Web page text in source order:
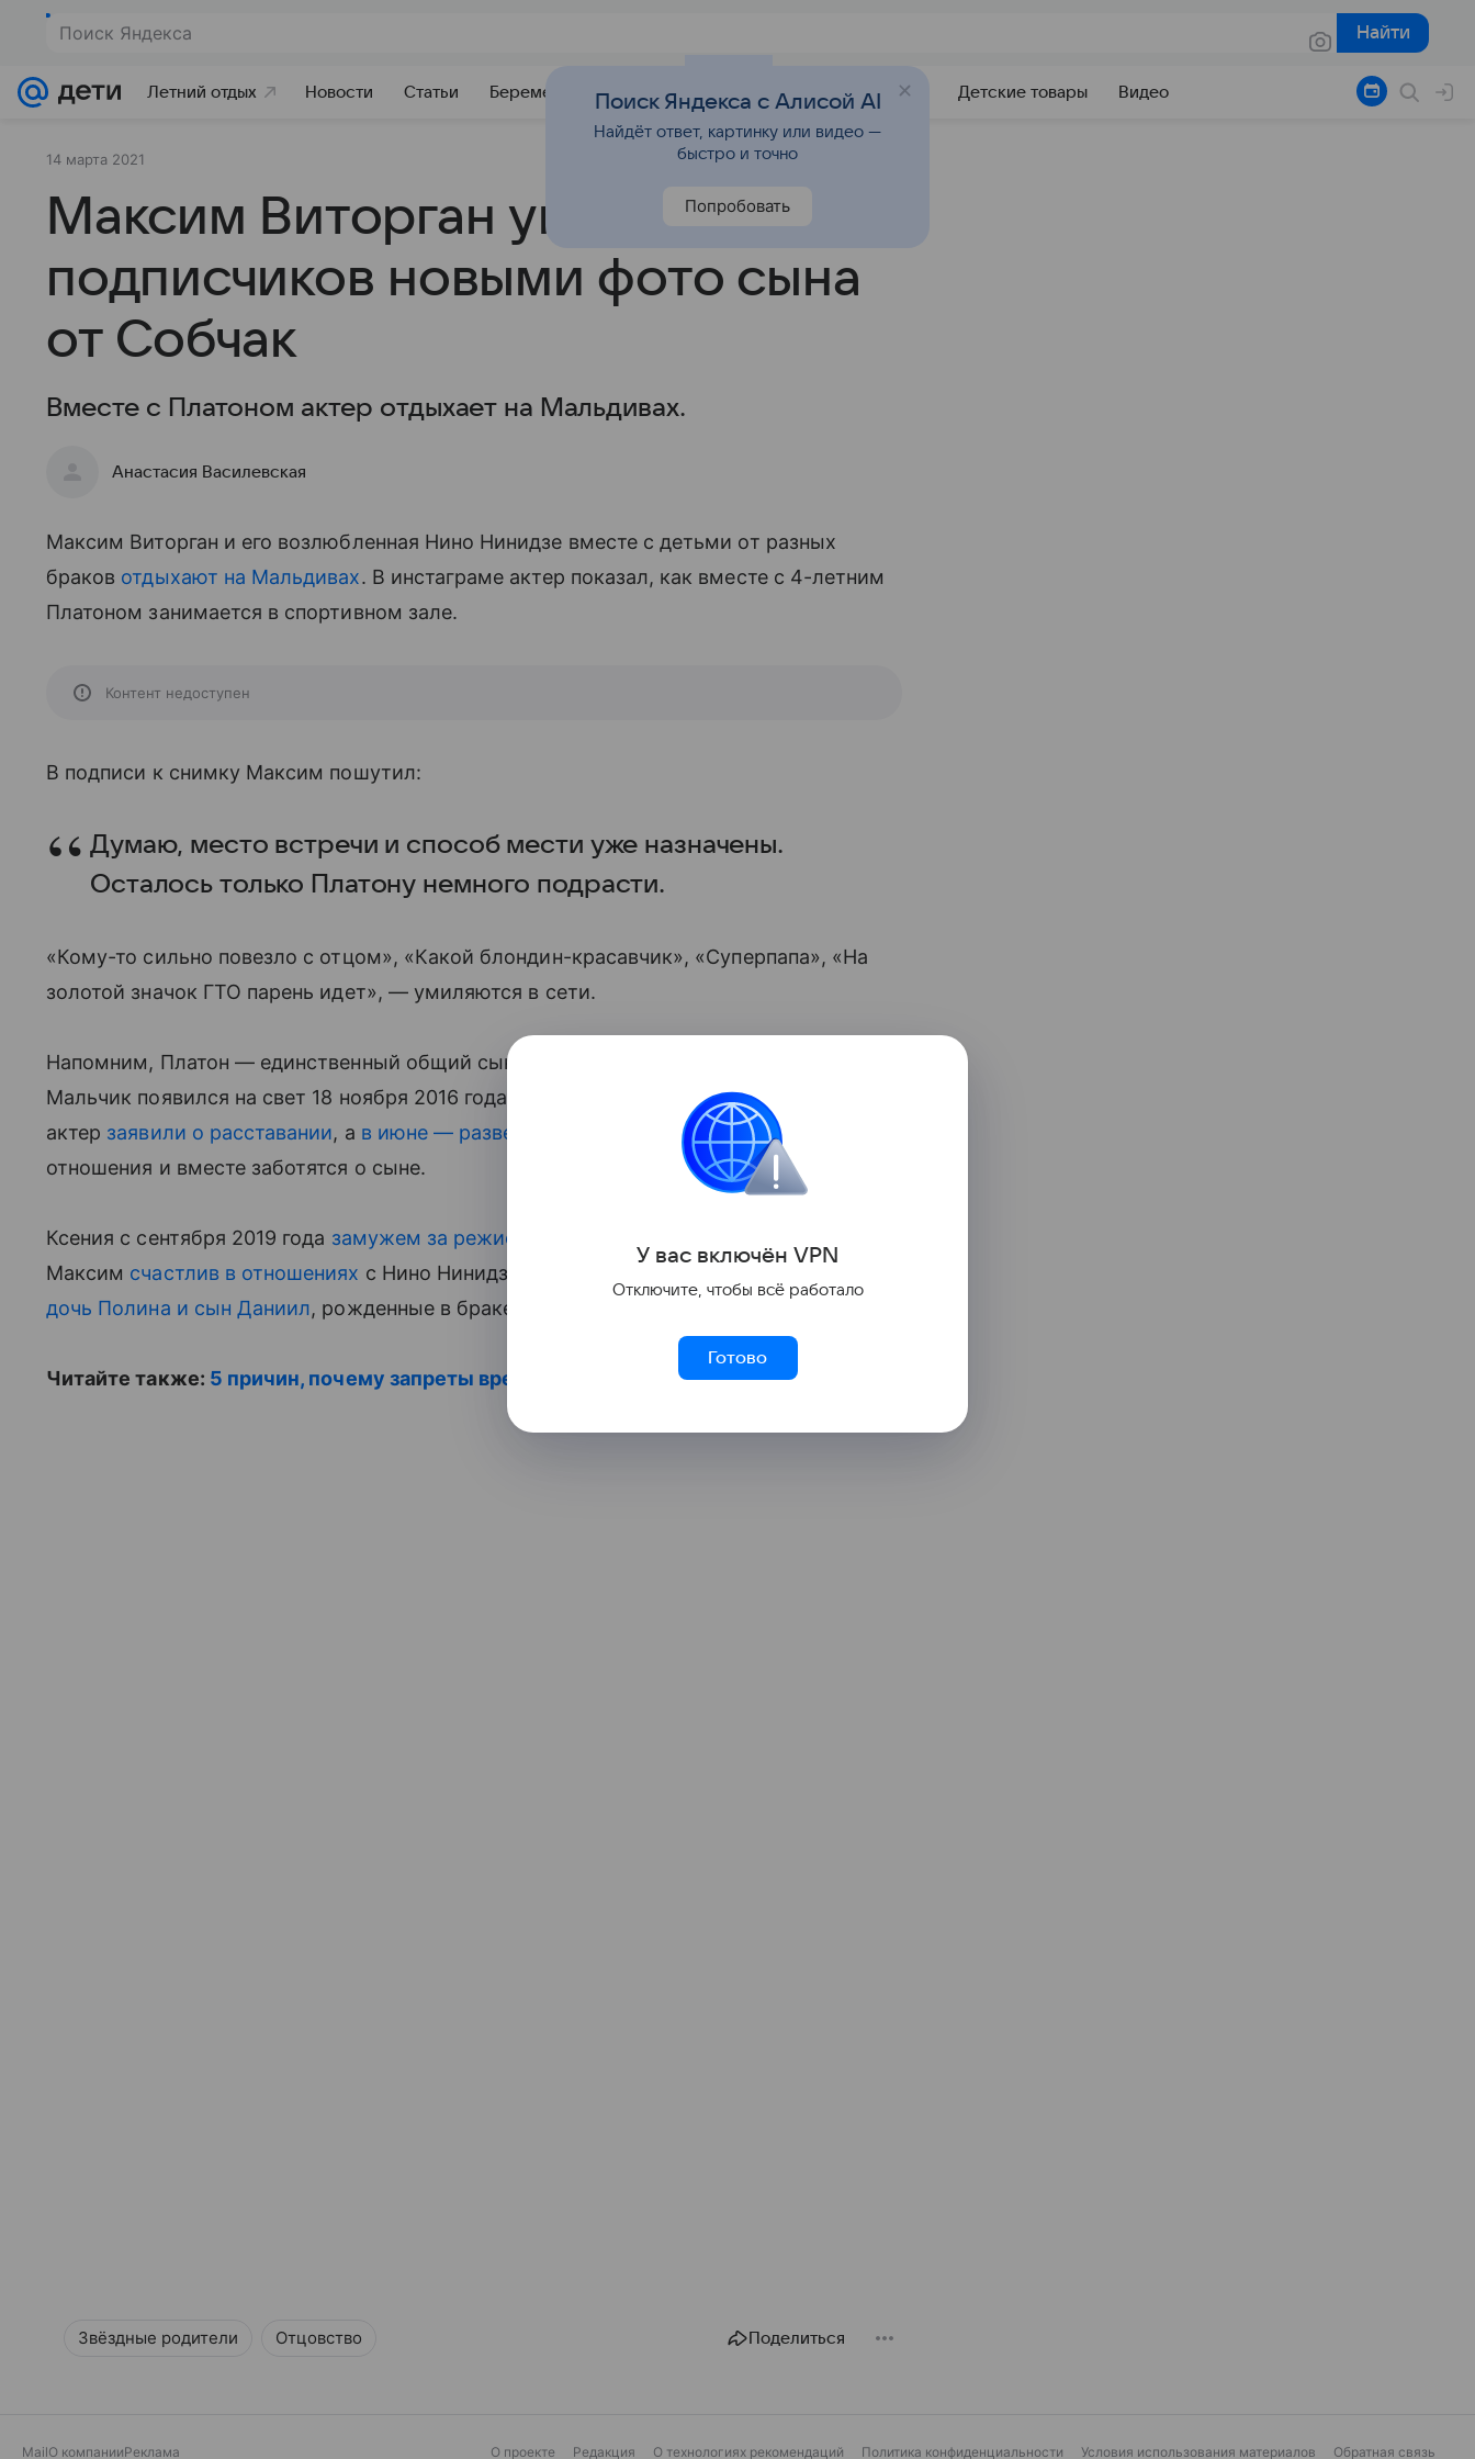
Поиск Яндекса Найти
Найти
Летний отдых Новости Статьи Беременность Развитие Почемучка Учебник Детские товары Видео
14 марта 2021
Максим Виторган умилил
подписчиков новыми фото сына
от Собчак
Вместе с Платоном актер отдыхает на Мальдивах.
Анастасия Василевская
Максим Виторган и его возлюбленная Нино Нинидзе вместе с детьми от разных
браков отдыхают на Мальдивах. В инстаграме актер показал, как вместе с 4-летним
Платоном занимается в спортивном зале.
Контент недоступен
В подписи к снимку Максим пошутил:
Думаю, место встречи и способ мести уже назначены.
Осталось только Платону немного подрасти.
«Кому-то сильно повезло с отцом», «Какой блондин-красавчик», «Суперпапа», «На
золотой значок ГТО парень идет», — умиляются в сети.
Напомним, Платон — единственный общий сын Ксении Собчак и Максима Виторгана.
Мальчик появился на свет 18 ноября 2016 года. В начале марта 2019-го телезвезда и
актер заявили о расставании, а в июне — развелись
. Экс-супруги сохранили теплые
отношения и вместе заботятся о сыне.
Ксения с сентября 2019 года замужем за режиссером
Максим счастлив в отношениях с Нино Нинидзе. Помимо Платона, у Виторгана есть
дочь Полина и сын Даниил, рожденные в браке с артисткой Викторией Верберг.
Читайте также: 5 причин, почему запреты вредны . Не пропустите ролик:
Звёздные родители Отцовство Поделиться
MailО компанииРеклама О проекте Редакция О технологиях рекомендаций Политика конфиденциальности Условия использования материалов Обратная связь
У вас включён VPN
Отключите, чтобы всё работало
Готово
Поиск Яндекса с Алисой AI
Найдёт ответ, картинку или видео —
быстро и точно
Попробовать